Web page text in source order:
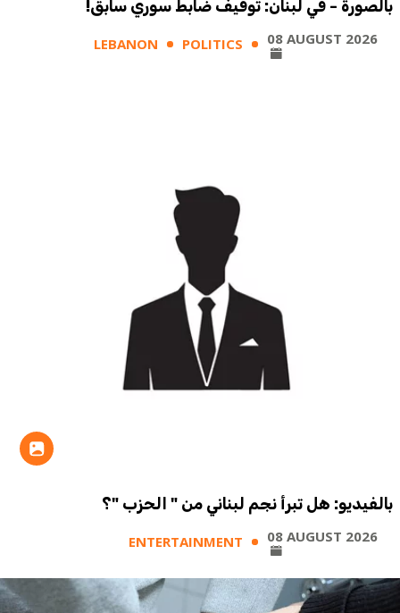
بالصورة - في لبنان: توقيف ضابط سوري سابق!
LEBANON POLITICS 08 AUGUST 2026
بالفيديو: هل تبرأ نجم لبناني من " الحزب "؟
ENTERTAINMENT 08 AUGUST 2026